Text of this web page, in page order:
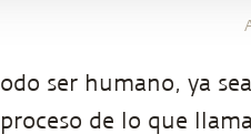
odo ser humano, ya
proceso de lo que